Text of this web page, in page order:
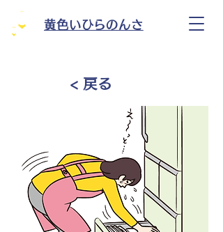
黄色いひらのんさ
< 戻る